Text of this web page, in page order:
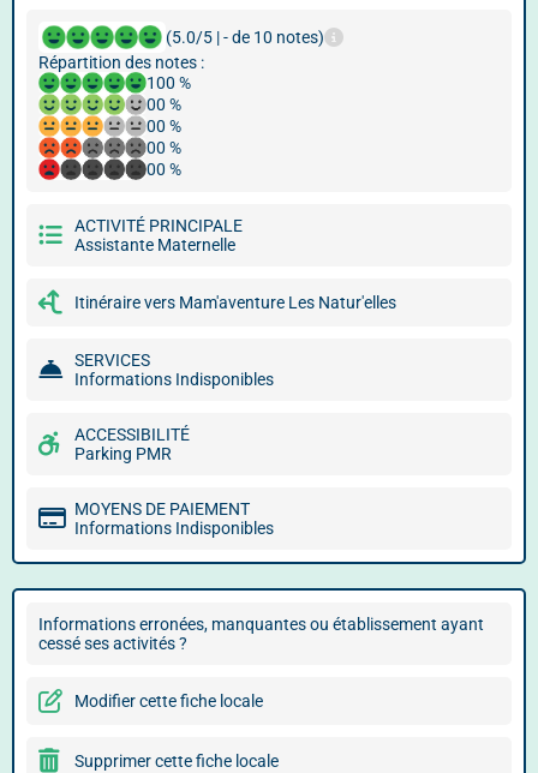
(5.0/5 | - de 10 notes)
Répartition des notes :
100 %
00 %
00 %
00 %
00 %
ACTIVITÉ PRINCIPALE
Assistante Maternelle
Itinéraire vers Mam'aventure Les Natur'elles
SERVICES
Informations Indisponibles
ACCESSIBILITÉ
Parking PMR
MOYENS DE PAIEMENT
Informations Indisponibles
Informations erronées, manquantes ou établissement ayant
cessé ses activités ?
Modifier cette fiche locale
Supprimer cette fiche locale